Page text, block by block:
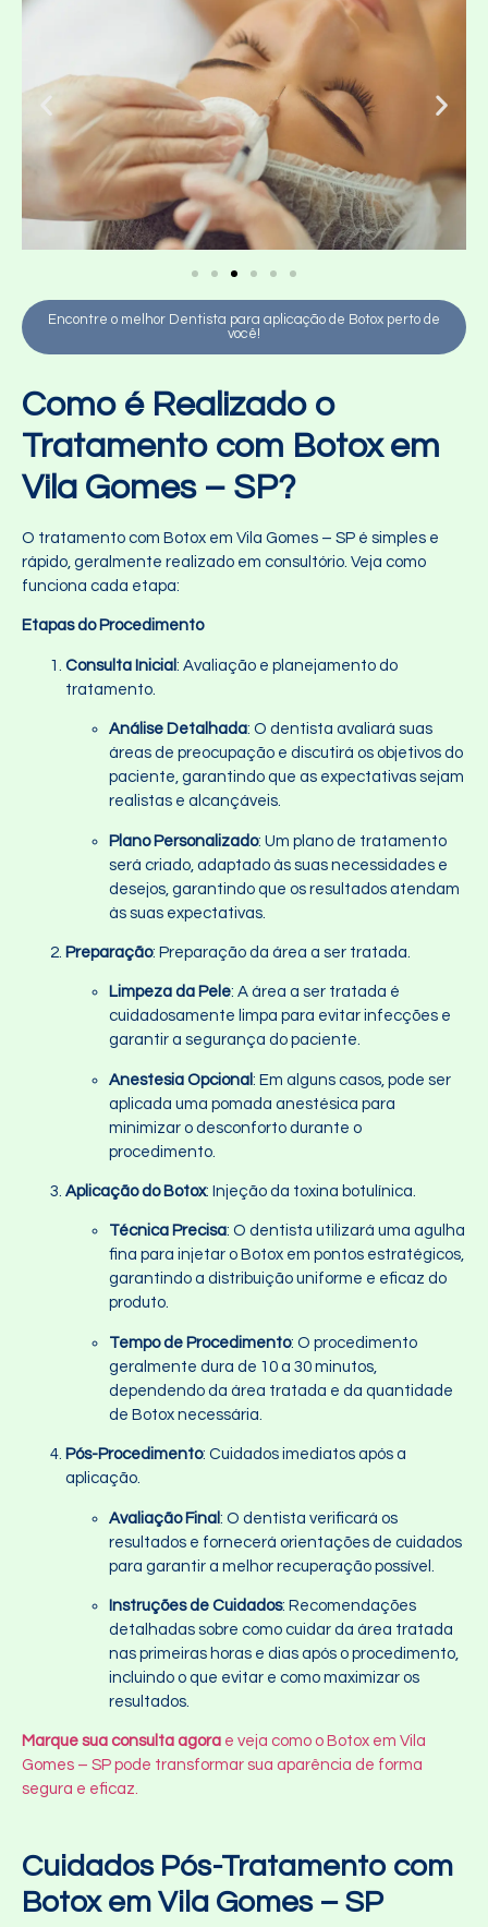
Encontre o melhor Dentista para aplicação de Botox perto de
você!
Como é Realizado o
Tratamento com Botox em
Vila Gomes – SP?
O tratamento com Botox em Vila Gomes – SP é simples e
rápido, geralmente realizado em consultório. Veja como
funciona cada etapa:
Etapas do Procedimento
Consulta Inicial : Avaliação e planejamento do
tratamento.
Análise Detalhada: O dentista avaliará suas
áreas de preocupação e discutirá os objetivos do
paciente, garantindo que as expectativas sejam
realistas e alcançáveis.
Plano Personalizado: Um plano de tratamento
será criado, adaptado às suas necessidades e
desejos, garantindo que os resultados atendam
às suas expectativas.
Preparação: Preparação da área a ser tratada.
Limpeza da Pele: A área a ser tratada é
cuidadosamente limpa para evitar infecções e
garantir a segurança do paciente.
Anestesia Opcional : Em alguns casos, pode ser
aplicada uma pomada anestésica para
minimizar o desconforto durante o
procedimento.
Aplicação do Botox: Injeção da toxina botulínica.
Técnica Precisa: O dentista utilizará uma agulha
fina para injetar o Botox em pontos estratégicos,
garantindo a distribuição uniforme e eficaz do
produto.
Tempo de Procedimento: O procedimento
geralmente dura de 10 a 30 minutos,
dependendo da área tratada e da quantidade
de Botox necessária.
Pós-Procedimento: Cuidados imediatos após a
aplicação.
Avaliação Final : O dentista verificará os
resultados e fornecerá orientações de cuidados
para garantir a melhor recuperação possível.
Instruções de Cuidados: Recomendações
detalhadas sobre como cuidar da área tratada
nas primeiras horas e dias após o procedimento,
incluindo o que evitar e como maximizar os
resultados.
Marque sua consulta agora e veja como o Botox em Vila
Gomes – SP pode transformar sua aparência de forma
segura e eficaz.
Cuidados Pós-Tratamento com
Botox em Vila Gomes – SP